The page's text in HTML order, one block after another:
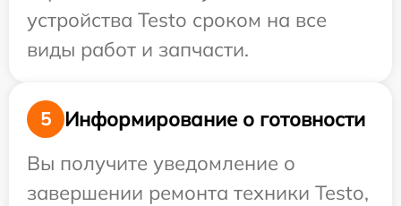
устройства Testo сроком на все
виды работ и запчасти.
5
Информирование о готовности
Вы получите уведомление о
завершении ремонта техники Testo,